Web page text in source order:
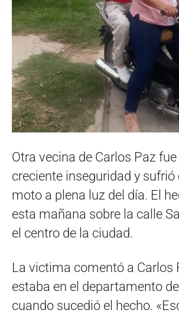
Otra vecina de Carlos Paz
creciente inseguridad y sufrió
moto a plena luz del día. El
esta mañana sobre la calle
el centro de la ciudad.
La victima comentó a Carlos
estaba en el departamento
cuando sucedió el hecho.